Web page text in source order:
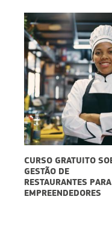
CURSO GRATUITO
GESTÃO DE
RESTAURANTES PARA
EMPREENDEDORES